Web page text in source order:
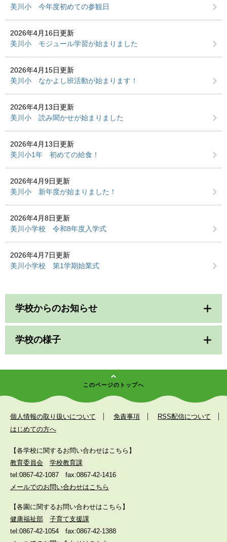
美川小 今年度初めての参観日
2026年4月16日更新
美川小 モジュール学習が始まりました
2026年4月15日更新
美川小 なかよし班活動が始まります！
2026年4月13日更新
美川小 読み聞かせが始まりました
2026年4月13日更新
美川小1年 初めての給食！
2026年4月9日更新
美川小 新年度が始まりました！
2026年4月8日更新
美川小学校 令和8年度入学式
2026年4月7日更新
美川小学校 第1学期始業式
学校からのお知らせ
学校の様子
このページのトップへ
個人情報の取り扱いについて 免責事項
RSS配信について
はじめての方へ
【各学校に関するお問い合わせはこちら】
教育委員会
学校教育課
tel:0867-42-1087
fax:0867-42-1416
メールでのお問い合わせはこちら
【各園に関するお問い合わせはこちら】
健康福祉部
子育て支援課
tel:0867-42-1054
fax:0867-42-1388